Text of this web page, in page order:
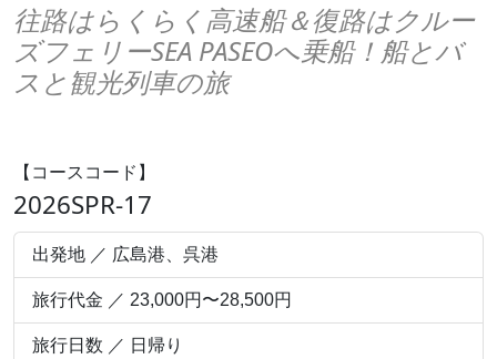
往路はらくらく高速船＆復路はクルー
ズフェリーSEA PASEOへ乗船！船とバ
スと観光列車の旅
【コースコード】
2026SPR-17
出発地 ／ 広島港、呉港
旅行代金 ／ 23,000円〜28,500円
旅行日数 ／ 日帰り